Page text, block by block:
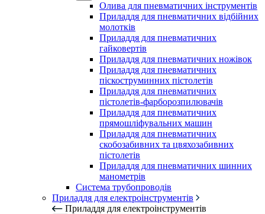
Олива для пневматичних інструментів
Приладдя для пневматичних відбійних
молотків
Приладдя для пневматичних
гайковертів
Приладдя для пневматичних ножівок
Приладдя для пневматичних
піскоструминних пістолетів
Приладдя для пневматичних
пістолетів-фарборозпилювачів
Приладдя для пневматичних
прямошліфувальних машин
Приладдя для пневматичних
скобозабивних та цвяхозабивних
пістолетів
Приладдя для пневматичних шинних
манометрів
Система трубопроводів
Приладдя для електроінструментів
Приладдя для електроінструментів